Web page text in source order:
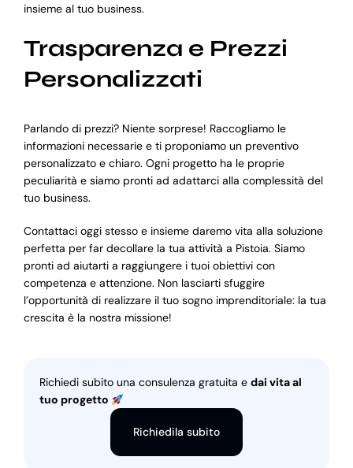
insieme al tuo business.
Trasparenza e Prezzi
Personalizzati
Parlando di prezzi? Niente sorprese! Raccogliamo le
informazioni necessarie e ti proponiamo un preventivo
personalizzato e chiaro. Ogni progetto ha le proprie
peculiarità e siamo pronti ad adattarci alla complessità del
tuo business.
Contattaci oggi stesso e insieme daremo vita alla soluzione
perfetta per far decollare la tua attività a Pistoia. Siamo
pronti ad aiutarti a raggiungere i tuoi obiettivi con
competenza e attenzione. Non lasciarti sfuggire
l’opportunità di realizzare il tuo sogno imprenditoriale: la tua
crescita è la nostra missione!
Richiedi subito una consulenza gratuita e dai vita al
tuo progetto
Richiedila subito